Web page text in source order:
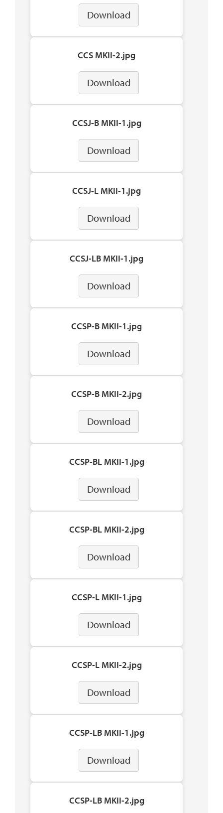
Download
CCS MKII-2.jpg
Download
CCSJ-B MKII-1.jpg
Download
CCSJ-L MKII-1.jpg
Download
CCSJ-LB MKII-1.jpg
Download
CCSP-B MKII-1.jpg
Download
CCSP-B MKII-2.jpg
Download
CCSP-BL MKII-1.jpg
Download
CCSP-BL MKII-2.jpg
Download
CCSP-L MKII-1.jpg
Download
CCSP-L MKII-2.jpg
Download
CCSP-LB MKII-1.jpg
Download
CCSP-LB MKII-2.jpg